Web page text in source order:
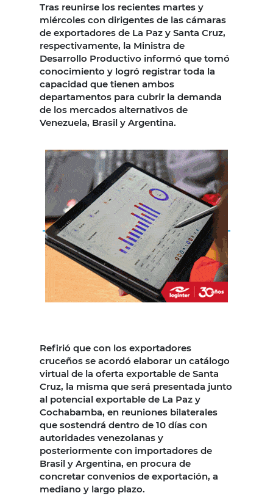
Tras reunirse los recientes martes y
miércoles con dirigentes de las cámaras
de exportadores de La Paz y Santa Cruz,
respectivamente, la Ministra de
Desarrollo Productivo informó que tomó
conocimiento y logró registrar toda la
capacidad que tienen ambos
departamentos para cubrir la demanda
de los mercados alternativos de
Venezuela, Brasil y Argentina.
Refirió que con los exportadores
cruceños se acordó elaborar un catálogo
virtual de la oferta exportable de Santa
Cruz, la misma que será presentada junto
al potencial exportable de La Paz y
Cochabamba, en reuniones bilaterales
que sostendrá dentro de 10 días con
autoridades venezolanas y
posteriormente con importadores de
Brasil y Argentina, en procura de
concretar convenios de exportación, a
mediano y largo plazo.